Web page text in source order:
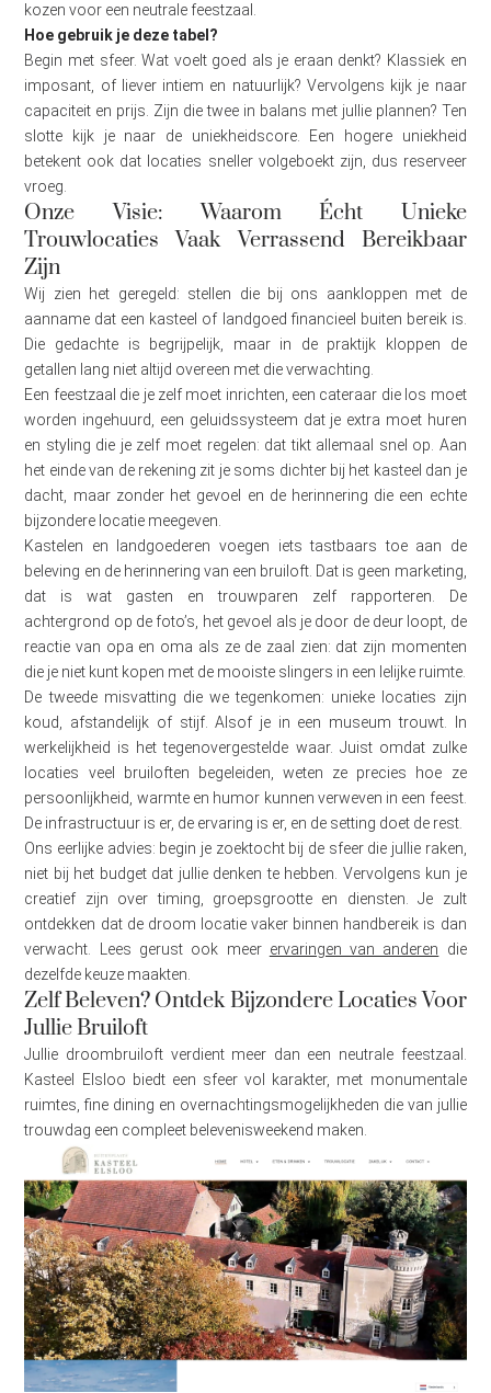
kozen voor een neutrale feestzaal.
Hoe gebruik je deze tabel?
Begin met sfeer. Wat voelt goed als je eraan denkt? Klassiek en
imposant, of liever intiem en natuurlijk? Vervolgens kijk je naar
capaciteit en prijs. Zijn die twee in balans met jullie plannen? Ten
slotte kijk je naar de uniekheidscore. Een hogere uniekheid
betekent ook dat locaties sneller volgeboekt zijn, dus reserveer
vroeg.
Onze Visie: Waarom Écht Unieke
Trouwlocaties Vaak Verrassend Bereikbaar
Zijn
Wij zien het geregeld: stellen die bij ons aankloppen met de
aanname dat een kasteel of landgoed financieel buiten bereik is.
Die gedachte is begrijpelijk, maar in de praktijk kloppen de
getallen lang niet altijd overeen met die verwachting.
Een feestzaal die je zelf moet inrichten, een cateraar die los moet
worden ingehuurd, een geluidssysteem dat je extra moet huren
en styling die je zelf moet regelen: dat tikt allemaal snel op. Aan
het einde van de rekening zit je soms dichter bij het kasteel dan je
dacht, maar zonder het gevoel en de herinnering die een echte
bijzondere locatie meegeven.
Kastelen en landgoederen voegen iets tastbaars toe aan de
beleving en de herinnering van een bruiloft. Dat is geen marketing,
dat is wat gasten en trouwparen zelf rapporteren. De
achtergrond op de foto’s, het gevoel als je door de deur loopt, de
reactie van opa en oma als ze de zaal zien: dat zijn momenten
die je niet kunt kopen met de mooiste slingers in een lelijke ruimte.
De tweede misvatting die we tegenkomen: unieke locaties zijn
koud, afstandelijk of stijf. Alsof je in een museum trouwt. In
werkelijkheid is het tegenovergestelde waar. Juist omdat zulke
locaties veel bruiloften begeleiden, weten ze precies hoe ze
persoonlijkheid, warmte en humor kunnen verweven in een feest.
De infrastructuur is er, de ervaring is er, en de setting doet de rest.
Ons eerlijke advies: begin je zoektocht bij de sfeer die jullie raken,
niet bij het budget dat jullie denken te hebben. Vervolgens kun je
creatief zijn over timing, groepsgrootte en diensten. Je zult
ontdekken dat de droom locatie vaker binnen handbereik is dan
verwacht. Lees gerust ook meer ervaringen van anderen die
dezelfde keuze maakten.
Zelf Beleven? Ontdek Bijzondere Locaties Voor
Jullie Bruiloft
Jullie droombruiloft verdient meer dan een neutrale feestzaal.
Kasteel Elsloo biedt een sfeer vol karakter, met monumentale
ruimtes, fine dining en overnachtingsmogelijkheden die van jullie
trouwdag een compleet belevenisweekend maken.